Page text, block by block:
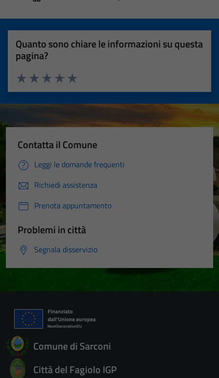
Quanto sono chiare le informazioni su questa
pagina?
Valuta 5 stelle su 5
Valuta 4 stelle su 5
Valuta 3 stelle su 5
Valuta 2 stelle su 5
Valuta 1 stelle su 5
Contatta il Comune
Leggi le domande frequenti
Richiedi assistenza
Prenota appuntamento
Problemi in città
Segnala disservizio
Comune di Sarconi
Città del Fagiolo IGP